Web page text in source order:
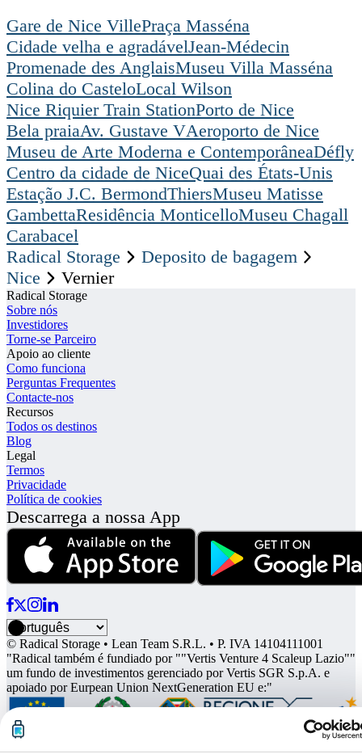
Gare de Nice VillePraça Masséna
Cidade velha e agradávelJean-Médecin
Promenade des AnglaisMuseu Villa Masséna
Colina do CasteloLocal Wilson
Nice Riquier Train StationPorto de Nice
Bela praiaAv. Gustave VAeroporto de Nice
Museu de Arte Moderna e ContemporâneaDéfly
Centro da cidade de NiceQuai des États-Unis
Estação J.C. BermondThiersMuseu Matisse
GambettaResidência MonticelloMuseu Chagall
Carabacel
Radical Storage
Deposito de bagagem
Nice
Vernier
Radical Storage
Sobre nós
Investidores
Torne-se Parceiro
Apoio ao cliente
Como funciona
Perguntas Frequentes
Contacte-nos
Recursos
Todos os destinos
Blog
Legal
Termos
Privacidade
Política de cookies
Descarrega a nossa App
© Radical Storage • Lean Team S.R.L. • P. IVA 14104111001
"Radical também é fundiado por ""Vertis Venture 4 Scaleup Lazio""
um fundo de investimentos gerenciado por Vertis SGR S.p.A. e
apoiado por Eurpean Union NextGeneration EU e:"